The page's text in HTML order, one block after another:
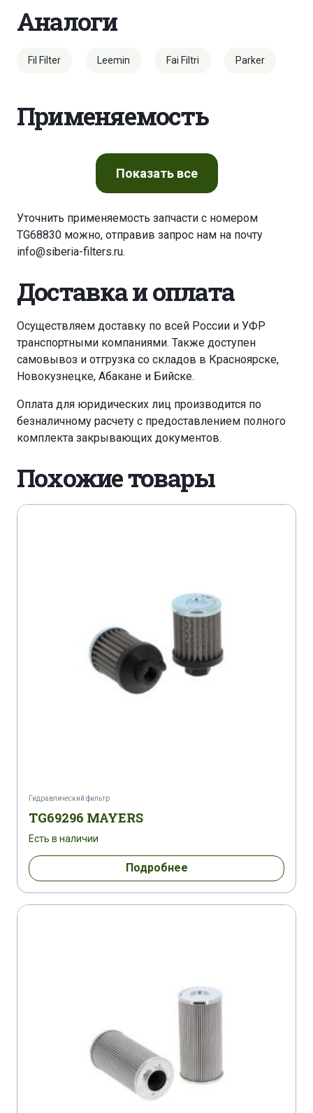
Аналоги
Fil Filter Leemin Fai Filtri Parker
Применяемость
Показатьвсе
Уточнить применяемость запчасти с номером
TG68830 можно, отправив запрос нам на почту
info@siberia-filters.ru.
Доставка и оплата
Осуществляем доставку по всей России и УФР
транспортными компаниями. Также доступен
самовывоз и отгрузка со складов в Красноярске,
Новокузнецке, Абакане и Бийске.
Оплата для юридических лиц производится по
безналичному расчету с предоставлением полного
комплекта закрывающих документов.
Похожие товары
Гидравлический фильтр
TG69296 MAYERS
Есть в наличии
Подробнее